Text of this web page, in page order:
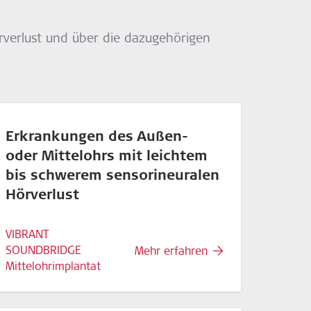
das Signal in mechanische Vibrationen
Diese gelangen über Knochenleitung
einer traumatischen Verletzung
Steigbügelfixierung.
und über die dazugehörigen
Erkrankungen des Außen-
oder Mittelohrs mit leichtem
bis schwerem sensorineuralen
Hörverlust
VIBRANT
SOUNDBRIDGE
Mittelohrimplantat
Mehr erfahren